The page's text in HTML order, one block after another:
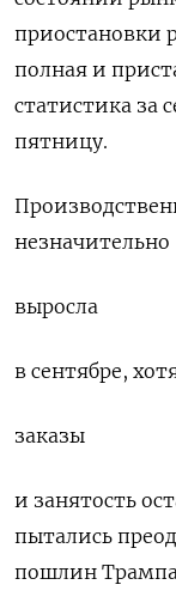
приостановки
полная и
статистика за
пятницу.
незначительно
выросла
в сентябре,
заказы
и занятость
пытались
пошлин